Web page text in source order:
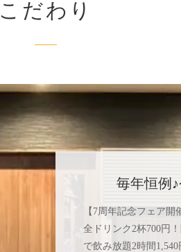
こだわり
毎年恒例
【7周年記念フェア開
全ドリンク2杯700円
で飲み放題2時間